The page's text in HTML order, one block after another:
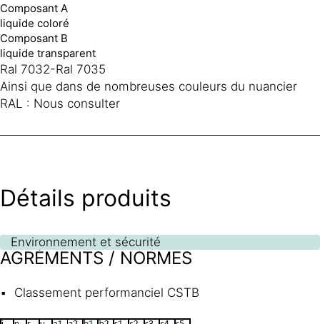
Composant A
liquide coloré
Composant B
liquide transparent
Ral 7032-Ral 7035
Ainsi que dans de nombreuses couleurs du nuancier
RAL : Nous consulter
Détails produits
Environnement et sécurité
AGRÉMENTS / NORMES
Classement performanciel CSTB